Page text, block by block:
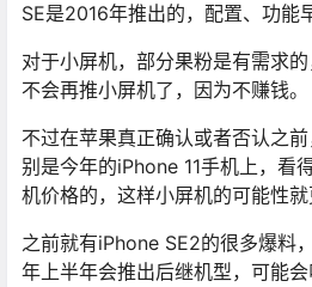
SE是2016年推出的，配置、功能
对于小屏机，部分果粉是有需求
不会再推小屏机了，因为不赚钱。
不过在苹果真正确认或者否认之
别是今年的iPhone 11手机上，看
机价格的，这样小屏机的可能性就
之前就有iPhone SE2的很多爆料
年上半年会推出后继机型，可能